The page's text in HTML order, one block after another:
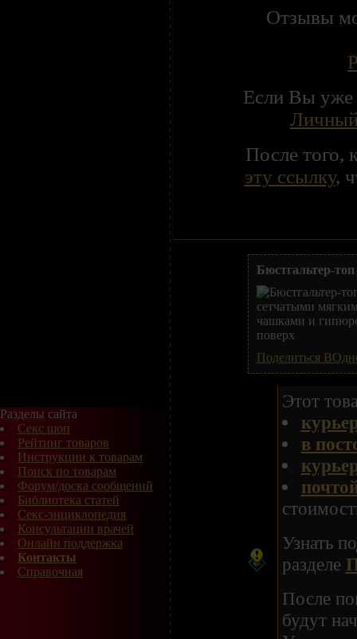
Разделы сайта
Секс шоп
Рейтинг товаров
Инструкции к товарам
Поиск по товарам
Форум/доска сообщений
Библиотека статей
Секс-энциклопедия
Консультации врачей
Онлайн поддержка
Контакты
Справочная
Отзывы
Если Вы уже
После того,
эту ссылку,
Бюстгальтер-
Поделиться
Этот
в
Узнать
разделе
После
будут